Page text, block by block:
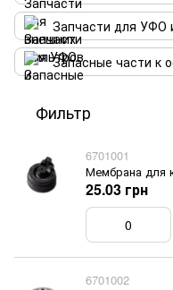
Запчасти для УФО
Запасные части к
Фильтр
6701001
Мембрана для
25.03 грн
6701002